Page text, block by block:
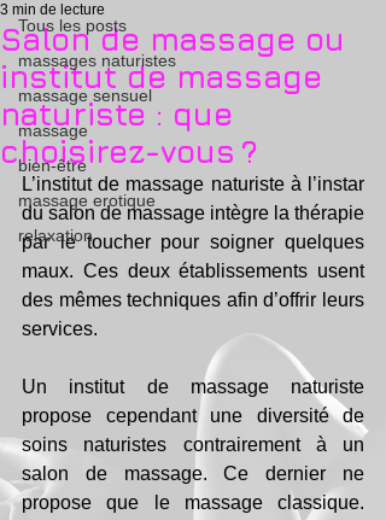
Tous les posts
massages naturistes
massage sensuel
massage
bien-être
massage erotique
relaxation
Salon de massage ou
institut de massage
naturiste : que
choisirez-vous ?
3 min de lecture
L’institut de massage naturiste à l’instar
du salon de massage intègre la thérapie
par le toucher pour soigner quelques
maux. Ces deux établissements usent
des mêmes techniques afin d’offrir leurs
services.
Un institut de massage naturiste
propose cependant une diversité de
soins naturistes contrairement à un
salon de massage. Ce dernier ne
propose que le massage classique.